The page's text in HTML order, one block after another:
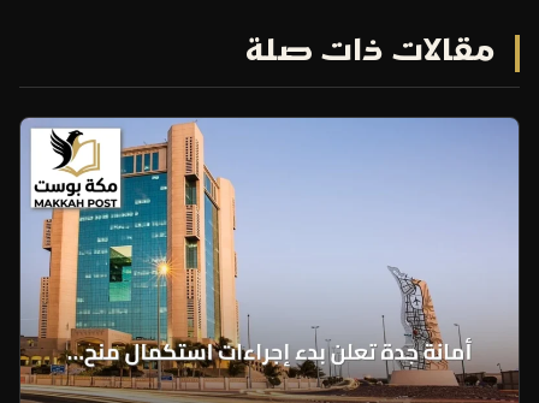
مقالات ذات صلة